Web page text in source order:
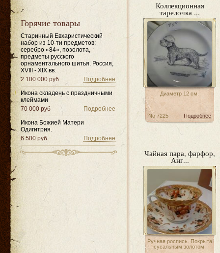
Горячие товары
Старинный Евхаристический
набор из 10-ти предметов:
серебро «84», позолота,
предметы русского
орнаментального шитья. Россия,
XVIII - XIX вв.
Подробнее
2 100 000 руб
Икона складень с праздничными
клеймами
Подробнее
70 000 руб
Икона Божией Матери
Одигитрия.
Подробнее
6 500 руб
Коллекционная
тарелочка ...
Диаметр 12 см.
Подробнее
No 7225
Чайная пара, фарфор,
Анг...
Ручная роспись. Покрыта
сусальным золотом.